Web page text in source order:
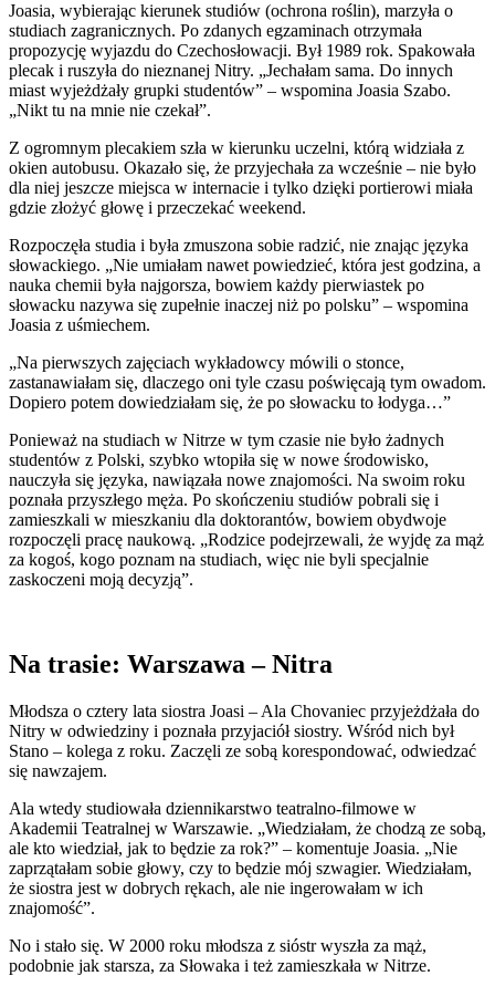
Joasia, wybierając kierunek studiów (ochrona roślin), marzyła o
studiach zagranicznych. Po zdanych egzaminach otrzymała
propozycję wyjazdu do Czechosłowacji. Był 1989 rok. Spakowała
plecak i ruszyła do nieznanej Nitry. „Jechałam sama. Do innych
miast wyjeżdżały grupki studentów” – wspomina Joasia Szabo.
„Nikt tu na mnie nie czekał”.
Z ogromnym plecakiem szła w kierunku uczelni, którą widziała z
okien autobusu. Okazało się, że przyjechała za wcześnie – nie było
dla niej jeszcze miejsca w internacie i tylko dzięki portierowi miała
gdzie złożyć głowę i przeczekać weekend.
Rozpoczęła studia i była zmuszona sobie radzić, nie znając języka
słowackiego. „Nie umiałam nawet powiedzieć, która jest godzina, a
nauka chemii była najgorsza, bowiem każdy pierwiastek po
słowacku nazywa się zupełnie inaczej niż po polsku” – wspomina
Joasia z uśmiechem.
„Na pierwszych zajęciach wykładowcy mówili o stonce,
zastanawiałam się, dlaczego oni tyle czasu poświęcają tym owadom.
Dopiero potem dowiedziałam się, że po słowacku to łodyga…”
Ponieważ na studiach w Nitrze w tym czasie nie było żadnych
studentów z Polski, szybko wtopiła się w nowe środowisko,
nauczyła się języka, nawiązała nowe znajomości. Na swoim roku
poznała przyszłego męża. Po skończeniu studiów pobrali się i
zamieszkali w mieszkaniu dla doktorantów, bowiem obydwoje
rozpoczęli pracę naukową. „Rodzice podejrzewali, że wyjdę za mąż
za kogoś, kogo poznam na studiach, więc nie byli specjalnie
zaskoczeni moją decyzją”.
Na trasie: Warszawa – Nitra
Młodsza o cztery lata siostra Joasi – Ala Chovaniec przyjeżdżała do
Nitry w odwiedziny i poznała przyjaciół siostry. Wśród nich był
Stano – kolega z roku. Zaczęli ze sobą korespondować, odwiedzać
się nawzajem.
Ala wtedy studiowała dziennikarstwo teatralno-filmowe w
Akademii Teatralnej w Warszawie. „Wiedziałam, że chodzą ze sobą,
ale kto wiedział, jak to będzie za rok?” – komentuje Joasia. „Nie
zaprzątałam sobie głowy, czy to będzie mój szwagier. Wiedziałam,
że siostra jest w dobrych rękach, ale nie ingerowałam w ich
znajomość”.
No i stało się. W 2000 roku młodsza z sióstr wyszła za mąż,
podobnie jak starsza, za Słowaka i też zamieszkała w Nitrze.